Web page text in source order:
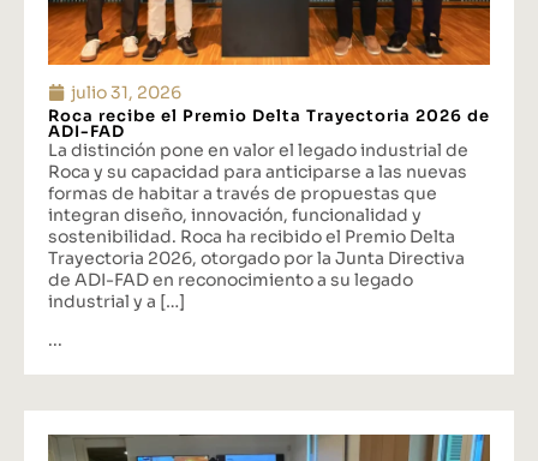
julio 31, 2026
Roca recibe el Premio Delta Trayectoria 2026 de
ADI-FAD
La distinción pone en valor el legado industrial de
Roca y su capacidad para anticiparse a las nuevas
formas de habitar a través de propuestas que
integran diseño, innovación, funcionalidad y
sostenibilidad. Roca ha recibido el Premio Delta
Trayectoria 2026, otorgado por la Junta Directiva
de ADI-FAD en reconocimiento a su legado
industrial y a […]
...